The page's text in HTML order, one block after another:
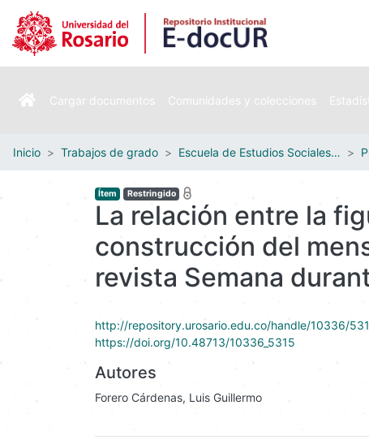
Cargar documentos Comunidades y colecciones
Inicio Trabajos de grado Escuela de Estudios Sociales, Políticos e Internacionales
Ítem Restringido
La relación entre la
construcción del
revista Semana
http://repository.urosario.edu.co/handle/10336/
https://doi.org/10.48713/10336_5315
Autores
Forero Cárdenas, Luis Guillermo